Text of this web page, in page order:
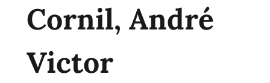
Cornil, André
Victor